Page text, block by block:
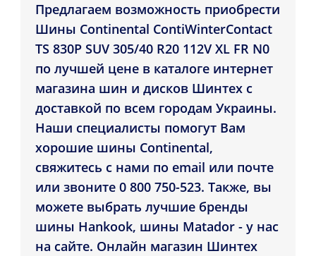
Предлагаем возможность приобрести
Шины Continental ContiWinterContact
TS 830P SUV 305/40 R20 112V XL FR N0
по лучшей цене в каталоге интернет
магазина шин и дисков Шинтех с
доставкой по всем городам Украины.
Наши специалисты помогут Вам
хорошие шины Continental,
свяжитесь с нами по email или почте
или звоните 0 800 750-523. Также, вы
можете выбрать лучшие бренды
шины Hankook, шины Matador - у нас
на сайте. Онлайн магазин Шинтех